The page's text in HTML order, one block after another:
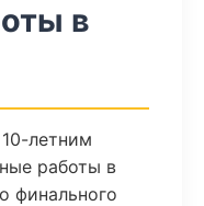
в
летним
работы в
финального